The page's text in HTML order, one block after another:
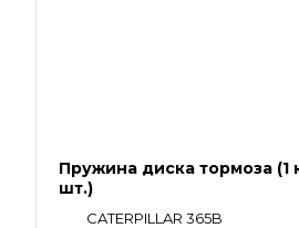
Пружина диска тормоза (1
шт.)
CATERPILLAR 365B